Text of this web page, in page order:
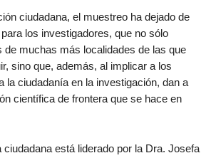
ciudadana, el muestreo ha dejado de
los investigadores, que no sólo
de muchas más localidades de las que
sino que, además, al implicar a los
la ciudadanía en la investigación, dan a
científica de frontera que se hace en
está liderado por la Dra. Josefa